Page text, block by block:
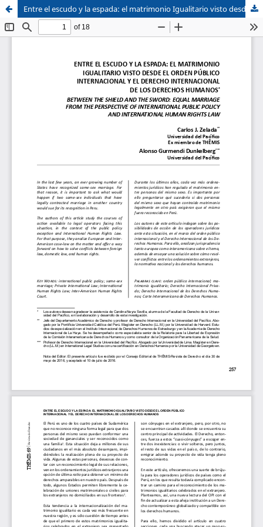
Sistema de
Bibliotecas
Facultad de
Derecho
Entre el escudo y la espada: el matrimonio Igualitario visto desde el orden público Internacional y el derecho internacional De los derechos humanos